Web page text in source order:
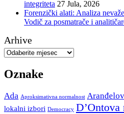
integriteta 27 Jula, 2026
Forenzički alati: Analiza
Vodič za posmatrače i
Arhive
Oznake
Ada Aproksimativna normalnost
lokalni izbori Democracy D’Ontova